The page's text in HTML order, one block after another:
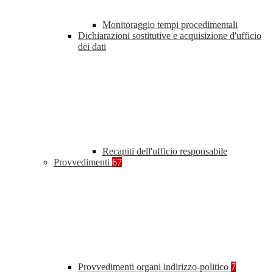
Monitoraggio tempi procedimentali
Dichiarazioni sostitutive e acquisizione d'ufficio
dei dati
Recapiti dell'ufficio responsabile
Provvedimenti 67
Provvedimenti organi indirizzo-politico 7